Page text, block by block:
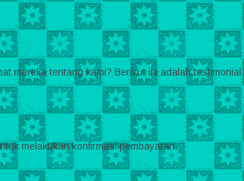
mereka tentang kami? Berikut ini adalah
melakukan konfirmasi pembayaran.